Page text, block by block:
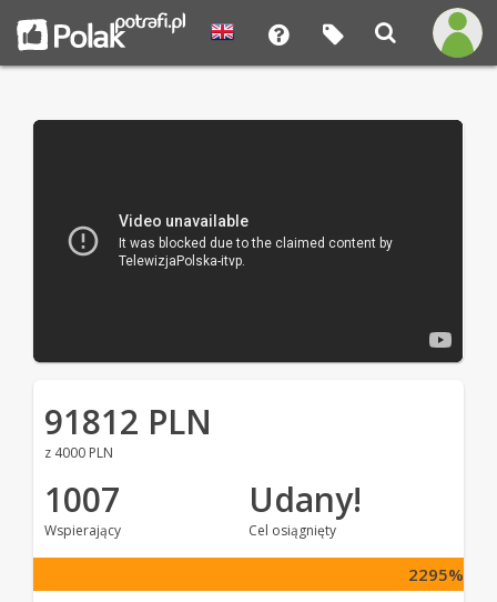
91812 PLN
z 4000 PLN
1007
Wspierający
Udany!
Cel osiągnięty
2295%